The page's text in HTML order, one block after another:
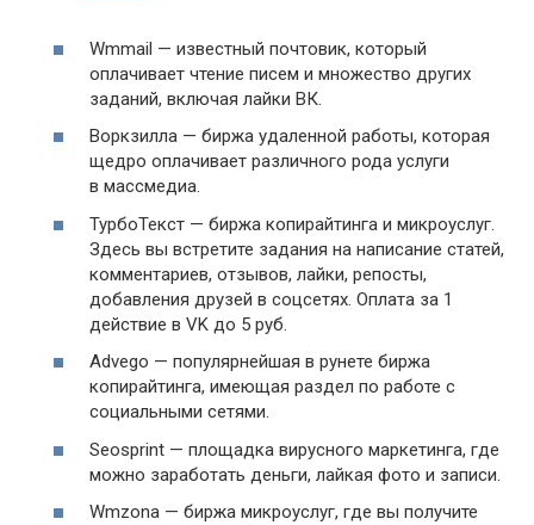
Wmmail — известный почтовик, который
оплачивает чтение писем и множество других
заданий, включая лайки ВК.
Воркзилла — биржа удаленной работы, которая
щедро оплачивает различного рода услуги
в массмедиа.
ТурбоТекст — биржа копирайтинга и микроуслуг.
Здесь вы встретите задания на написание статей,
комментариев, отзывов, лайки, репосты,
добавления друзей в соцсетях. Оплата за 1
действие в VK до 5 руб.
Advego — популярнейшая в рунете биржа
копирайтинга, имеющая раздел по работе с
социальными сетями.
Seosprint — площадка вирусного маркетинга, где
можно заработать деньги, лайкая фото и записи.
Wmzona — биржа микроуслуг, где вы получите